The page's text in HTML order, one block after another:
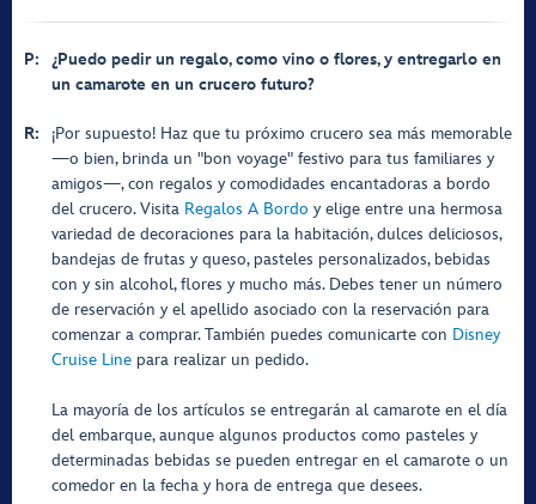
P:
¿Puedo pedir un regalo, como vino o flores, y entregarlo en
un camarote en un crucero futuro?
R:
¡Por supuesto! Haz que tu próximo crucero sea más memorable
—o bien, brinda un "bon voyage" festivo para tus familiares y
amigos—, con regalos y comodidades encantadoras a bordo
del crucero. Visita Regalos A Bordo y elige entre una hermosa
variedad de decoraciones para la habitación, dulces deliciosos,
bandejas de frutas y queso, pasteles personalizados, bebidas
con y sin alcohol, flores y mucho más. Debes tener un número
de reservación y el apellido asociado con la reservación para
comenzar a comprar. También puedes comunicarte con Disney
Cruise Line para realizar un pedido.
La mayoría de los artículos se entregarán al camarote en el día
del embarque, aunque algunos productos como pasteles y
determinadas bebidas se pueden entregar en el camarote o un
comedor en la fecha y hora de entrega que desees.